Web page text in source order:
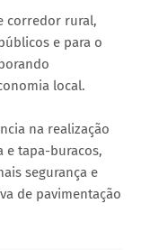
corredor rural,
e para o
local.
na realização
e tapa-buracos,
segurança e
de pavimentação